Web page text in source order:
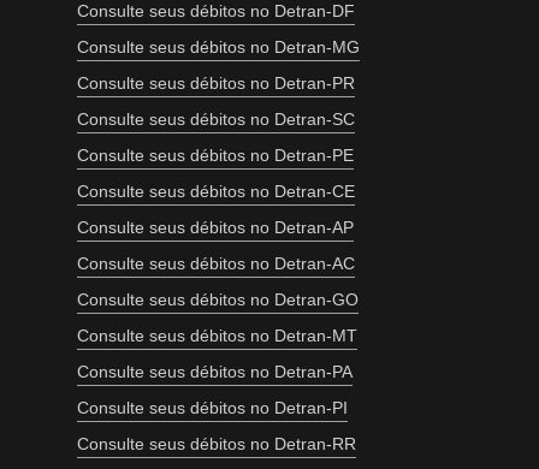
Consulte seus débitos no Detran-DF
Consulte seus débitos no Detran-MG
Consulte seus débitos no Detran-PR
Consulte seus débitos no Detran-SC
Consulte seus débitos no Detran-PE
Consulte seus débitos no Detran-CE
Consulte seus débitos no Detran-AP
Consulte seus débitos no Detran-AC
Consulte seus débitos no Detran-GO
Consulte seus débitos no Detran-MT
Consulte seus débitos no Detran-PA
Consulte seus débitos no Detran-PI
Consulte seus débitos no Detran-RR